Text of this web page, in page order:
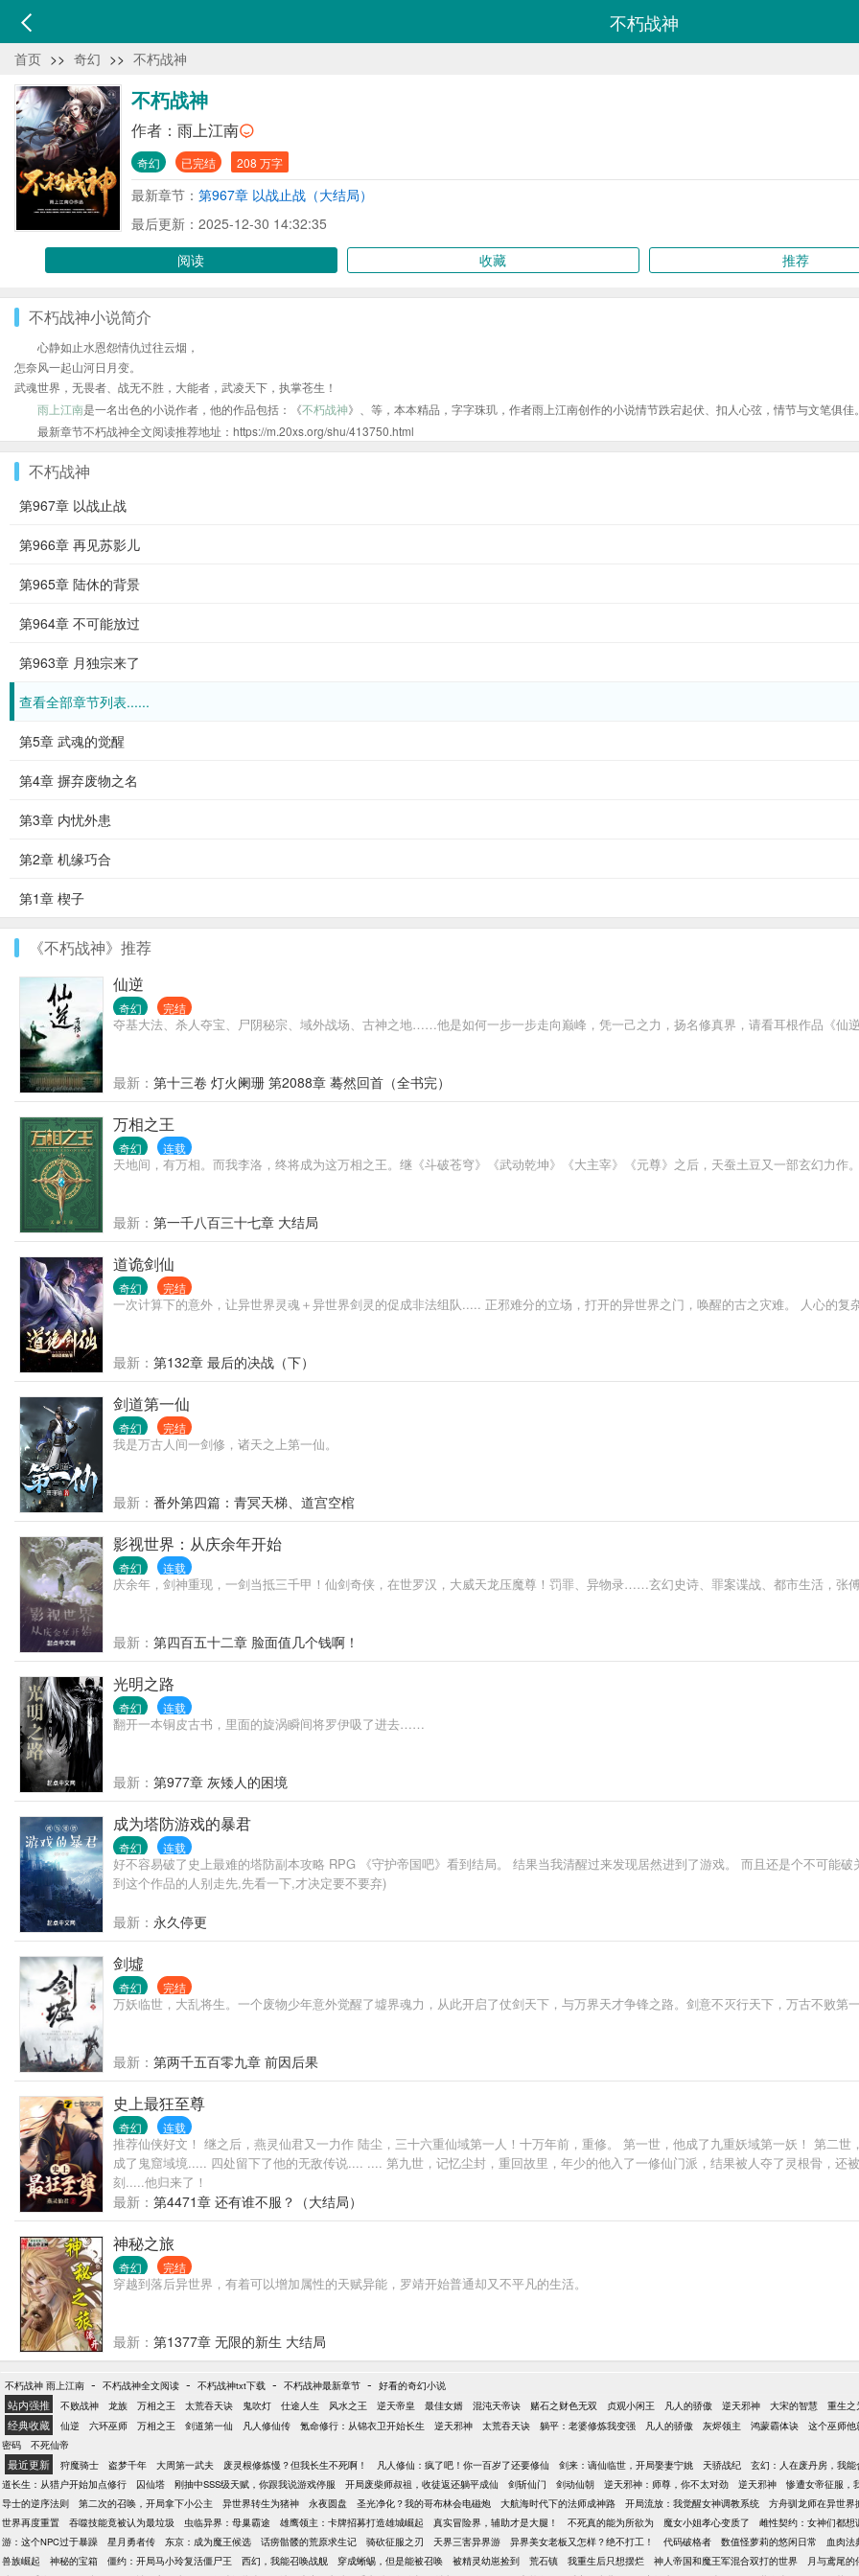
不朽战神
首页 >> 奇幻 >> 不朽战神
不朽战神
作者： 雨上江南
奇幻 已完结 208 万字
最新章节： 第967章 以战止战（大结局）
最后更新：2025-12-30 14:32:35
阅读
收藏 推荐
不朽战神小说简介
心静如止水恩怨情仇过往云烟，
怎奈风一起山河日月变。
武魂世界，无畏者、战无不胜，大能者，武凌天下，执掌苍生！
雨上江南是一名出色的小说作者，他的作品包括：《不朽战神》、等，本本精品，字字珠玑，作者雨上江南创作的小说情节跌宕起伏、扣人心弦，情节与文笔俱佳
最新章节不朽战神全文阅读推荐地址：https://m.20xs.org/shu/413750.html
不朽战神
第967章 以战止战
第966章 再见苏影儿
第965章 陆休的背景
第964章 不可能放过
第963章 月独宗来了
查看全部章节列表......
第5章 武魂的觉醒
第4章 摒弃废物之名
第3章 内忧外患
第2章 机缘巧合
第1章 楔子
《不朽战神》推荐
仙逆
奇幻 完结
夺基大法、杀人夺宝、尸阴秘宗、域外战场、古神之地……他是如何一步一步走向巅峰，凭一己之力，扬名修真界，请看耳根作品《仙
最新： 第十三卷 灯火阑珊 第2088章 蓦然回首（全书完）
万相之王
奇幻 连载
天地间，有万相。而我李洛，终将成为这万相之王。继《斗破苍穹》《武动乾坤》《大主宰》《元尊》之后，天蚕土豆又一部玄幻力作
最新： 第一千八百三十七章 大结局
道诡剑仙
奇幻 完结
一次计算下的意外，让异世界灵魂＋异世界剑灵的促成非法组队..... 正邪难分的立场，打开的异世界之门，唤醒的古之灾难。 人心的
最新： 第132章 最后的决战（下）
剑道第一仙
奇幻 完结
我是万古人间一剑修，诸天之上第一仙。
最新： 番外第四篇：青冥天梯、道宫空棺
影视世界：从庆余年开始
奇幻 连载
庆余年，剑神重现，一剑当抵三千甲！仙剑奇侠，在世罗汉，大威天龙压魔尊！罚罪、异物录……玄幻史诗、罪案谍战、都市生活，张
最新： 第四百五十二章 脸面值几个钱啊！
光明之路
奇幻 连载
翻开一本铜皮古书，里面的旋涡瞬间将罗伊吸了进去……
最新： 第977章 灰矮人的困境
成为塔防游戏的暴君
奇幻 连载
好不容易破了史上最难的塔防副本攻略 RPG 《守护帝国吧》看到结局。 结果当我清醒过来发现居然进到了游戏。 而且还是个不可
到这个作品的人别走先,先看一下,才决定要不要弃)
最新： 永久停更
剑墟
奇幻 完结
万妖临世，大乱将生。一个废物少年意外觉醒了墟界魂力，从此开启了仗剑天下，与万界天才争锋之路。剑意不灭行天下，万古不败
最新： 第两千五百零九章 前因后果
史上最狂至尊
奇幻 连载
推荐仙侠好文！ 继之后，燕灵仙君又一力作 陆尘，三十六重仙域第一人！十万年前，重修。 第一世，他成了九重妖域第一妖！ 第二
成了鬼窟域境..... 四处留下了他的无敌传说.... .... 第九世，记忆尘封，重回故里，年少的他入了一修仙门派，结果被人夺了灵根骨，
刻.....他归来了！
最新： 第4471章 还有谁不服？（大结局）
神秘之旅
奇幻 完结
穿越到落后异世界，有着可以增加属性的天赋异能，罗靖开始普通却又不平凡的生活。
最新： 第1377章 无限的新生 大结局
不朽战神 雨上江南 - 不朽战神全文阅读 - 不朽战神txt下载 - 不朽战神最新章节 - 好看的奇幻小说
站内强推 不败战神 龙族 万相之王 太荒吞天诀 鬼吹灯 仕途人生 风水之王 逆天帝皇 最佳女婿 混沌天帝诀 赌石之财色无双 贞观小闲王 凡人的骄傲 逆天邪神 大宋的智慧 重生之
经典收藏 仙逆 六环巫师 万相之王 剑道第一仙 凡人修仙传 氪命修行：从锦衣卫开始长生 逆天邪神 太荒吞天诀 躺平：老婆修炼我变强 凡人的骄傲 灰烬领主 鸿蒙霸体诀
这个巫师他
密码
不死仙帝
最近更新 狩魔骑士 盗梦千年 大周第一武夫 废灵根修炼慢？但我长生不死啊！ 凡人修仙：疯了吧！你一百岁了还要修仙 剑来：谪仙临世，开局娶妻宁姚 天骄战纪
玄幻：人在废丹房，我能
道长生：从猎户开始加点修行
囚仙塔 刚抽中SSS级天赋，你跟我说游戏停服 开局废柴师叔祖，收徒返还躺平成仙 剑斩仙门 剑动仙朝 逆天邪神：师尊，你不太对劲 逆天邪神
惨遭女帝征服，
导士的逆序法则
第二次的召唤，开局拿下小公主 异世界转生为猪神 永夜圆盘 圣光净化？我的哥布林会电磁炮 大航海时代下的法师成神路 开局流放：我觉醒女神调教系统
方舟驯龙师在异世界
世界再度重置
吞噬技能竟被认为最垃圾 虫临异界：母巢霸途 雄鹰领主：卡牌招募打造雄城崛起 真实冒险界，辅助才是大腿！ 不死真的能为所欲为 魔女小姐孝心变质了
雌性契约：女神们都想
游：这个NPC过于暴躁
星月勇者传 东京：成为魔王候选 话痨骷髅的荒原求生记 骑砍征服之刃 天界三害异界游 异界美女老板又怎样？绝不打工！ 代码破格者 数值怪萝莉的悠闲日常
血肉法
兽族崛起
神秘的宝箱 僵约：开局马小玲复活僵尸王 西幻，我能召唤战舰 穿成蜥蜴，但是能被召唤 被精灵幼崽捡到 荒石镇 我重生后只想摆烂 神人帝国和魔王军混合双打的世界
月与鸢尾的